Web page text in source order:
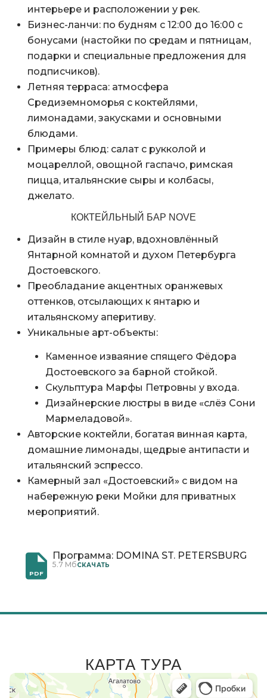
интерьере и расположении у рек.
Бизнес-ланчи: по будням с 12:00 до 16:00 с
бонусами (настойки по средам и пятницам,
подарки и специальные предложения для
подписчиков).
Летняя терраса: атмосфера
Средиземноморья с коктейлями,
лимонадами, закусками и основными
блюдами.
Примеры блюд: салат с рукколой и
моцареллой, овощной гаспачо, римская
пицца, итальянские сыры и колбасы,
джелато.
КОКТЕЙЛЬНЫЙ БАР NOVE
Дизайн в стиле нуар, вдохновлённый
Янтарной комнатой и духом Петербурга
Достоевского.
Преобладание акцентных оранжевых
оттенков, отсылающих к янтарю и
итальянскому аперитиву.
Уникальные арт-объекты:
Каменное изваяние спящего Фёдора
Достоевского за барной стойкой.
Скульптура Марфы Петровны у входа.
Дизайнерские люстры в виде «слёз Сони
Мармеладовой».
Авторские коктейли, богатая винная карта,
домашние лимонады, щедрые антипасти и
итальянский эспрессо.
Камерный зал «Достоевский» с видом на
набережную реки Мойки для приватных
мероприятий.
PDF
Программа: DOMINA ST. PETERSBURG
5.7 МбCКАЧАТЬ
КАРТА ТУРА